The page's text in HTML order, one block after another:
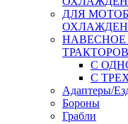
ДЛЯ
НАВЕСНОЕ
ТРАКТОРОВ
С
С
Адаптеры/
Бороны
Грабли